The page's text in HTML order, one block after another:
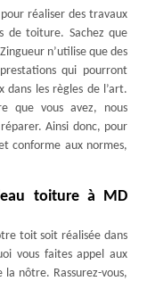
réaliser des travaux
de toiture. Sachez que
n’utilise que des
qui pourront
dans les règles de l’art.
que vous avez, nous
Ainsi donc, pour
conforme aux normes,
toiture à MD
toit soit réalisée dans
vous faites appel aux
nôtre. Rassurez-vous,